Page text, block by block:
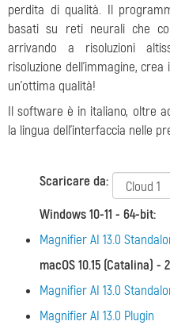
perdita di qualità. Il
basati su reti neurali che
arrivando a risoluzioni
risoluzione dell'immagine,
un'ottima qualità!
Il software è in italiano, oltre
la lingua dell'interfaccia nelle
Scaricare da:
Windows 10-11 - 64-bit:
Magnifier AI 13.0
macOS 10.15 (Catalina) -
Magnifier AI 13.0
Magnifier AI 13.0 Plugin